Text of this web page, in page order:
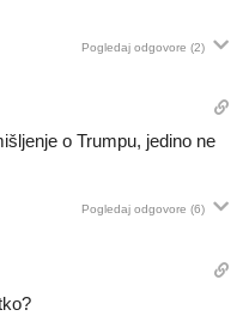
Pogledaj odgovore (2)
o Trumpu, jedino ne
Pogledaj odgovore (6)